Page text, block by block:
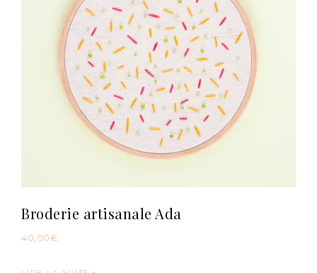
Broderie artisanale Ada
40,00 €